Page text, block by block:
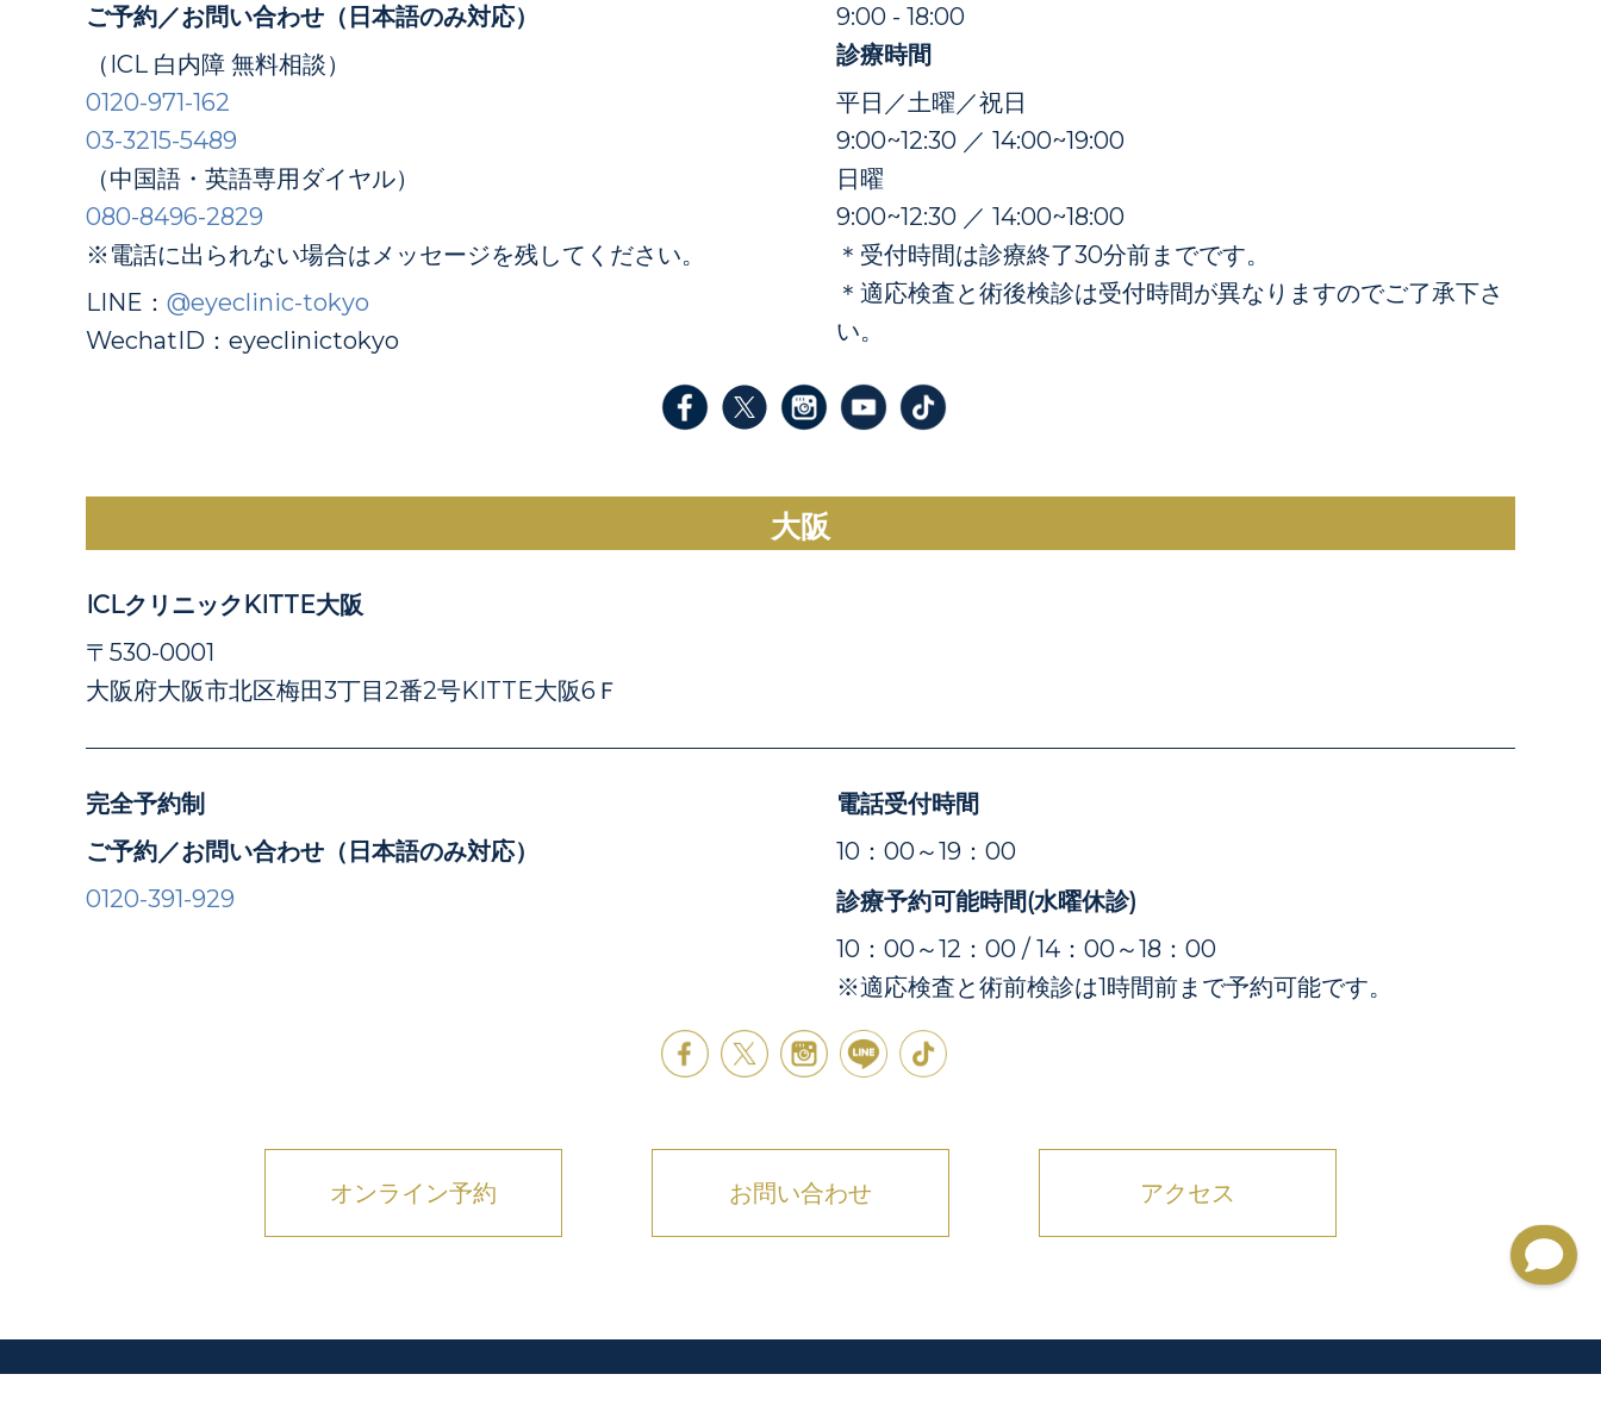
ご予約／お問い合わせ（日本語のみ対応）
（ICL 白内障 無料相談）
0120-971-162
03-3215-5489
（中国語・英語専用ダイヤル）
080-8496-2829
※電話に出られない場合はメッセージを残してください。
LINE： @eyeclinic-tokyo
WechatID：eyeclinictokyo
9:00 - 18:00
診療時間
平日／土曜／祝日
9:00~12:30 ／ 14:00~19:00
日曜
9:00~12:30 ／ 14:00~18:00
＊受付時間は診療終了30分前までです。
＊適応検査と術後検診は受付時間が異なりますのでご了承下さ
い。
大阪
ICLクリニックKITTE大阪
〒530-0001
大阪府大阪市北区梅田3丁目2番2号KITTE大阪6Ｆ
完全予約制
ご予約／お問い合わせ（日本語のみ対応）
0120-391-929
電話受付時間
10：00～19：00
診療予約可能時間(水曜休診)
10：00～12：00 / 14：00～18：00
※適応検査と術前検診は1時間前まで予約可能です。
オンライン予約 お問い合わせ アクセス